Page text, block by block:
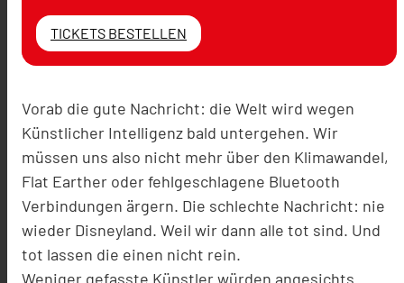
TICKETS BESTELLEN
Vorab die gute Nachricht: die Welt wird wegen
Künstlicher Intelligenz bald untergehen. Wir
müssen uns also nicht mehr über den Klimawandel,
Flat Earther oder fehlgeschlagene Bluetooth
Verbindungen ärgern. Die schlechte Nachricht: nie
wieder Disneyland. Weil wir dann alle tot sind. Und
tot lassen die einen nicht rein.
Weniger gefasste Künstler würden angesichts